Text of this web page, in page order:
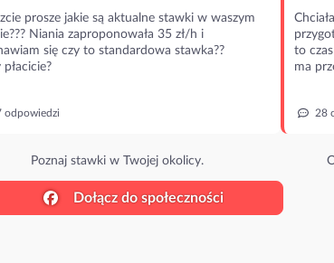
prosze jakie są aktualne stawki w waszym
Niania zaproponowała 35 zł/h i
się czy to standardowa stawka??
płacicie?
odpowiedzi
Poznaj stawki w Twojej okolicy.
to
ma
28
Dołącz do społeczności